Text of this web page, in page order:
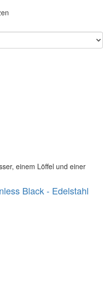
einem Löffel und einer
Black - Edelstahl